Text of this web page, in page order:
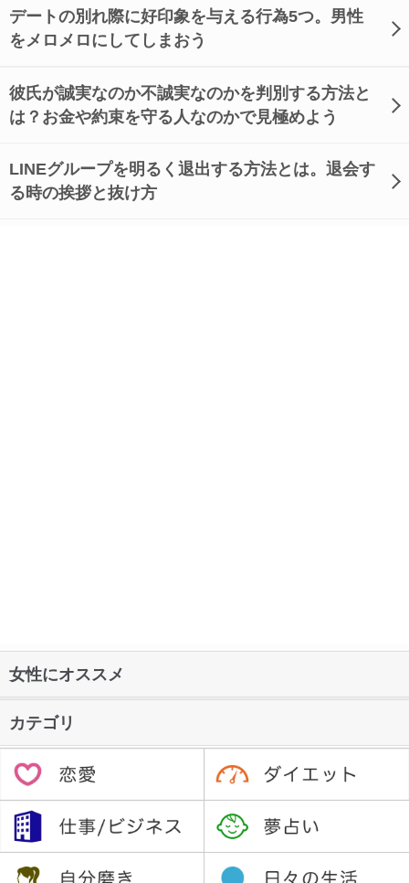
デートの別れ際に好印象を与える行為5つ。男性
をメロメロにしてしまおう
彼氏が誠実なのか不誠実なのかを判別する方法と
は？お金や約束を守る人なのかで見極めよう
LINEグループを明るく退出する方法とは。退会す
る時の挨拶と抜け方
女性にオススメ
カテゴリ